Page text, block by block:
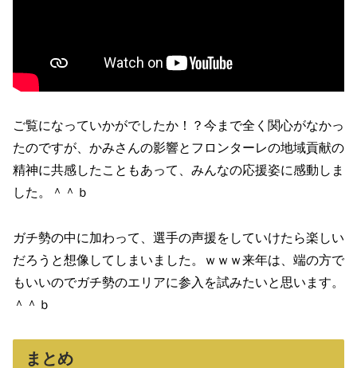
ご覧になっていかがでしたか！？今まで全く関心がなかっ
たのですが、かみさんの影響とフロンターレの地域貢献の
精神に共感したこともあって、みんなの応援姿に感動しま
した。＾＾ｂ
ガチ勢の中に加わって、選手の声援をしていけたら楽しい
だろうと想像してしまいました。ｗｗｗ来年は、端の方で
もいいのでガチ勢のエリアに参入を試みたいと思います。
＾＾ｂ
まとめ